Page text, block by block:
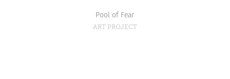
Pool of Fear
ART PROJECT